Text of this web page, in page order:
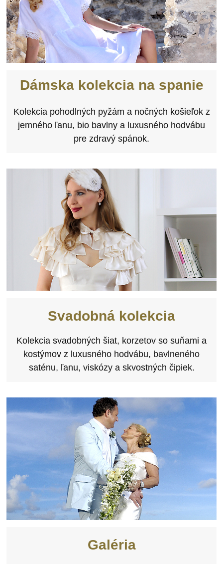
Dámska kolekcia na spanie
Kolekcia pohodlných pyžám a nočných košieľok z
jemného ľanu, bio bavlny a luxusného hodvábu
pre zdravý spánok.
Svadobná kolekcia
Kolekcia svadobných šiat, korzetov so suňami a
kostýmov z luxusného hodvábu, bavlneného
saténu, ľanu, viskózy a skvostných čipiek.
Galéria